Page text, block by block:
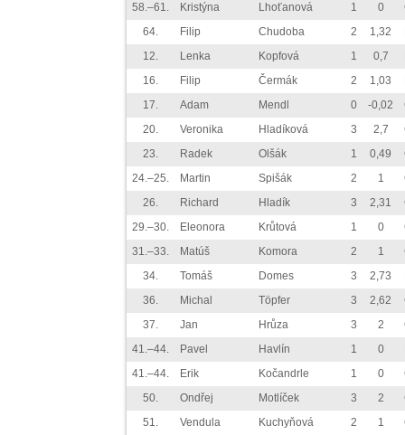
58.–61.
Kristýna Lhoťanová 1 0
64.
Filip Chudoba 2 1,32
12.
Lenka Kopfová 1 0,7
16.
Filip Čermák 2 1,03
17.
Adam Mendl 0 -0,02
20.
Veronika Hladíková 3 2,7
23.
Radek Olšák 1 0,49
24.–25.
Martin Spišák 2 1
26.
Richard Hladík 3 2,31
29.–30.
Eleonora Krůtová 1 0
31.–33.
Matúš Komora 2 1
34.
Tomáš Domes 3 2,73
36.
Michal Töpfer 3 2,62
37.
Jan Hrůza 3 2
41.–44.
Pavel Havlín 1 0
41.–44.
Erik Kočandrle 1 0
50.
Ondřej Motlíček 3 2
51.
Vendula Kuchyňová 2 1